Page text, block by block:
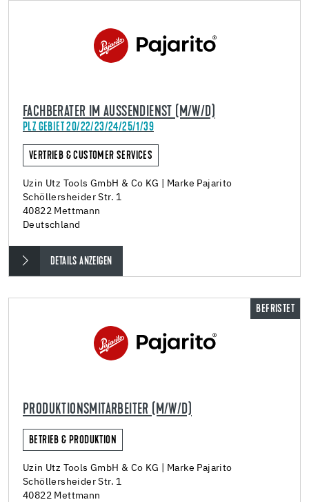
FACHBERATER IM AUSSENDIENST (M/W/D)
PLZ GEBIET 20/22/23/24/25/1/39
VERTRIEB & CUSTOMER SERVICES
Uzin Utz Tools GmbH & Co KG | Marke Pajarito
Schöllersheider Str. 1
40822 Mettmann
Deutschland
DETAILS ANZEIGEN
BEFRISTET
PRODUKTIONSMITARBEITER (M/W/D)
BETRIEB & PRODUKTION
Uzin Utz Tools GmbH & Co KG | Marke Pajarito
Schöllersheider Str. 1
40822 Mettmann